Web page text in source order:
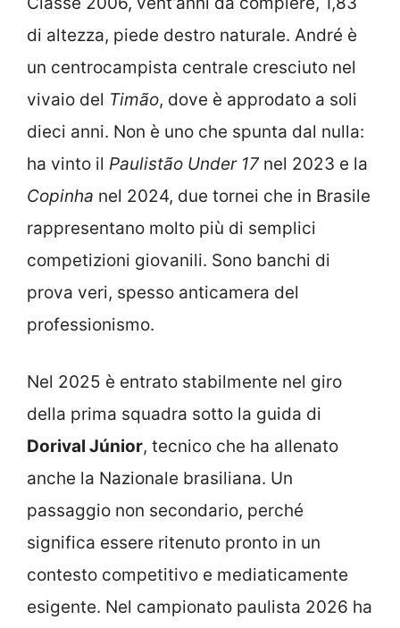
di altezza, piede destro naturale. André è
un centrocampista centrale cresciuto nel
vivaio del Timão, dove è approdato a soli
dieci anni. Non è uno che spunta dal nulla:
ha vinto il Paulistão Under 17 nel 2023 e la
Copinha nel 2024, due tornei che in Brasile
rappresentano molto più di semplici
competizioni giovanili. Sono banchi di
prova veri, spesso anticamera del
professionismo.
Nel 2025 è entrato stabilmente nel giro
della prima squadra sotto la guida di
Dorival Júnior, tecnico che ha allenato
anche la Nazionale brasiliana. Un
passaggio non secondario, perché
significa essere ritenuto pronto in un
contesto competitivo e mediaticamente
esigente. Nel campionato paulista 2026 ha